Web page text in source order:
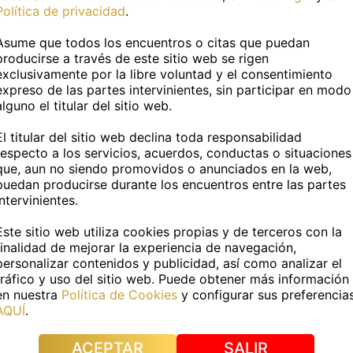
con muchas
si necesitas experimentar
nuevas y diferentes, pues
en llamarme. Estoy
capital
Videollamada apasionada
exclusiva, sin limite.
Hola, ¿estás en casa y
desconectar un poco? Pues
la indicada. Estoy deseando
hacer rea...
de privacidad.
que todos los encuentros o citas que puedan
a través de este sitio web se rigen
por la libre voluntad y el consentimiento
de las partes intervinientes, sin participar en modo
el titular del sitio web.
titular del sitio web declina toda responsabilidad
a los servicios, acuerdos, conductas o situaciones
aun no siendo promovidos o anunciados en la web,
producirse durante los encuentros entre las partes
sitio web utiliza cookies propias y de terceros con la
de mejorar la experiencia de navegación,
contenidos y publicidad, así como analizar el
y uso del sitio web. Puede obtener más información
nuestra Política de Cookies y configurar sus
.
ACEPTAR SALIR